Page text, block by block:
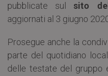
pubblicate sulsito
aggiornati al 3 giugno
Prosegue anche la
parte del quotidiano
delle testate del gruppo